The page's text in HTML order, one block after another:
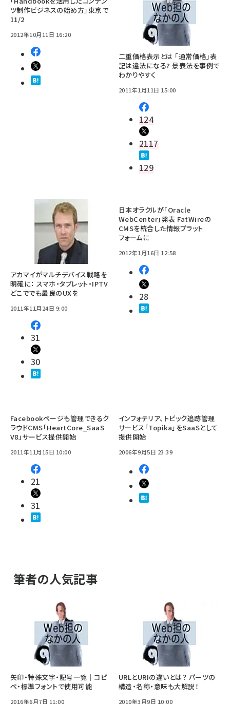
ツ制作ビジネスの始め方」東京で
11/2
2012年10月11日 16:20
二重価格表示とは 「通常価格」表
記は違法になる? 景表法を事例で
わかりやすく
2011年1月11日 15:00
124
2117
129
アカマイがマルチデバイス戦略を
明確に： スマホ・タブレット・IPTV
どこででも最良のUXを
2011年11月24日 9:00
31
30
日本オラクルが「Oracle
WebCenter」発表 FatWireの
CMSを統合した情報プラット
フォームに
2012年1月16日 12:58
28
Facebookページも管理できるク
ラウドCMS「HeartCore_SaaS
V8」サービス提供開始
2011年11月15日 10:00
21
31
インフォテリア、トピック追跡管理
サービス「Topika」をSaaSとして
提供開始
2006年9月5日 23:39
筆者の人気記事
矢印・特殊文字・記号一覧｜コピ
ペ・標準フォントで使用可能
2016年6月7日 11:00
URLとURIの違いとは？ パーツの
構造・名称・意味も大解説！
2010年3月9日 10:00